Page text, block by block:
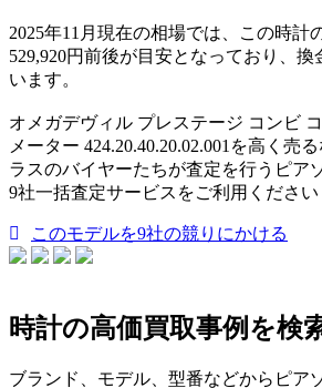
2025年11月現在の相場では、この時計
529,920円前後が目安となっており、換
います。
オメガデヴィル プレステージ コンビ
メーター 424.20.40.20.02.001を高く売
ラスのバイヤーたちが査定を行うピア
9社一括査定サービスをご利用ください
このモデルを9社の競りにかける
時計の高価買取事例を検
ブランド、モデル、型番などからピア